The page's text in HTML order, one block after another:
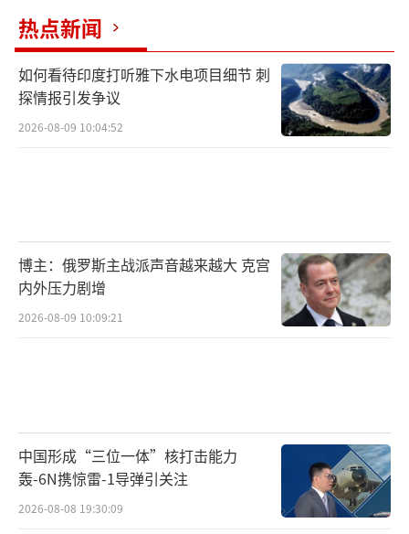
热点新闻
如何看待印度打听雅下水电项目细节 刺
探情报引发争议
2026-08-09 10:04:52
博主：俄罗斯主战派声音越来越大 克宫
内外压力剧增
2026-08-09 10:09:21
中国形成“三位一体”核打击能力
轰-6N携惊雷-1导弹引关注
2026-08-08 19:30:09